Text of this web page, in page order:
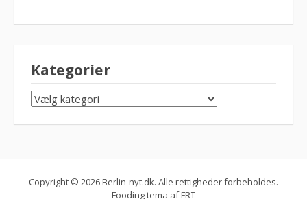
Kategorier
KATEGORIER
Copyright © 2026 Berlin-nyt.dk. Alle rettigheder forbeholdes.
Fooding tema afFRT